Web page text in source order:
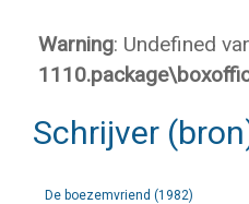
Warning: Undefined
Schrijver
De boezemvriend (1982)